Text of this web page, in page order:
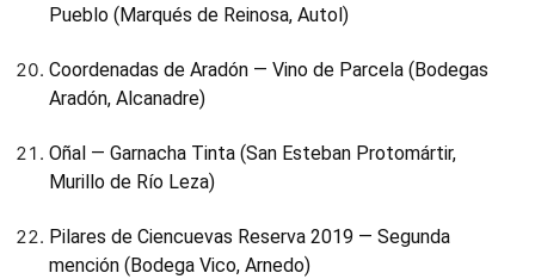
Pueblo (Marqués de Reinosa, Autol)
Coordenadas de Aradón — Vino de Parcela (Bodegas
Aradón, Alcanadre)
Oñal — Garnacha Tinta (San Esteban Protomártir,
Murillo de Río Leza)
Pilares de Ciencuevas Reserva 2019 — Segunda
mención (Bodega Vico, Arnedo)